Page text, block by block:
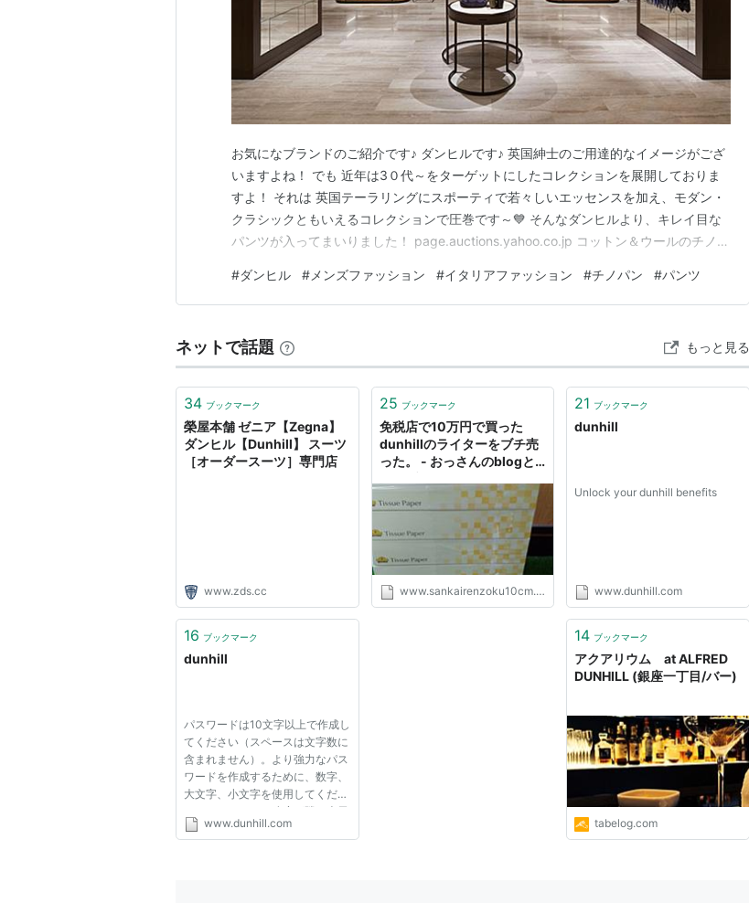
お気になブランドのご紹介です♪ ダンヒルです♪ 英国紳士のご用達的なイメージがござ
いますよね！ でも 近年は3０代～をターゲットにしたコレクションを展開しておりま
すよ！ それは 英国テーラリングにスポーティで若々しいエッセンスを加え、モダン・
クラシックともいえるコレクションで圧巻です～💙 そんなダンヒルより、キレイ目な
パンツが入ってまいりました！ page.auctions.yahoo.co.jp コットン＆ウールのチノパ
すし、オフのキレイ目なコーデにも対応力が高くて素敵です🎵 今の時期であれば、出
品中のエルメスレ…
#ダンヒル # メンズファッション #イタリアファッション #チノパン #パンツ
ネットで話題 もっと見る
34 ブックマーク
榮屋本舗 ゼニア【Zegna】
ダンヒル【Dunhill】 スーツ
［オーダースーツ］専門店
www.zds.cc
25 ブックマーク
免税店で10万円で買った
dunhillのライターをブチ売
った。 - おっさんのblogと
www.sankairenzoku10cm.blue
21 ブックマーク
dunhill
Unlock your dunhill benefits
www.dunhill.com
16 ブックマーク
dunhill
パスワードは10文字以上で作成し
てください（スペースは文字数に
含まれません）。より強力なパス
ワードを作成するために、数字、
大文字、小文字を使用してくださ
い。パスワードの強度が隣に表示
されます: 弱、中、強。
www.dunhill.com
14 ブックマーク
アクアリウム at ALFRED
DUNHILL (銀座一丁目/バー)
tabelog.com